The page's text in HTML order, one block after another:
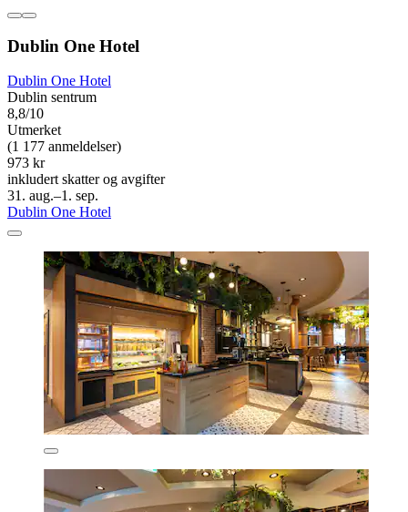
Dublin One Hotel
Dublin One Hotel
Dublin sentrum
8,8/10
Utmerket
(1 177 anmeldelser)
973 kr
inkludert skatter og avgifter
31. aug.–1. sep.
Dublin One Hotel